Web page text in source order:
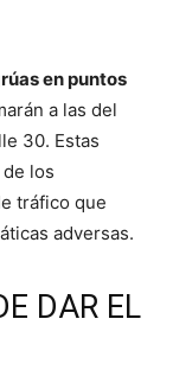
en puntos
a las del
30. Estas
los
tráfico que
adversas.
DAR EL